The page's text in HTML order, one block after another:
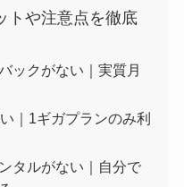
トや注意点を徹底
ックがない｜実質月
｜1ギガプランのみ利
タルがない｜自分で